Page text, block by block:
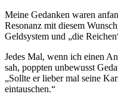
Meine Gedanken waren
Resonanz mit diesem
Geldsystem und „die
Jedes Mal, wenn ich einen
sah, poppten unbewusst
„Sollte er lieber mal seine
eintauschen.“